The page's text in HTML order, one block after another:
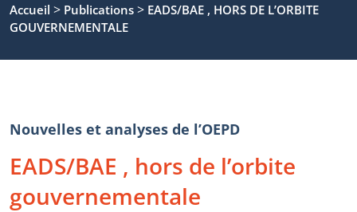
Accueil > Publications > EADS/BAE , HORS DE L’ORBITE
GOUVERNEMENTALE
Nouvelles et analyses de l’OEPD
EADS/BAE , hors de l’orbite
gouvernementale